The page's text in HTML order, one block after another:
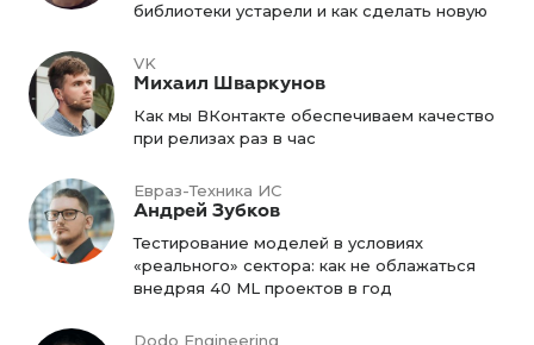
библиотеки устарели и как сделать новую
VK
Михаил Шваркунов
Как мы ВКонтакте обеспечиваем качество
при релизах раз в час
Евраз-Техника ИС
Андрей Зубков
Тестирование моделей в условиях
«реального» сектора: как не облажаться
внедряя 40 ML проектов в год
Dodo Engineering